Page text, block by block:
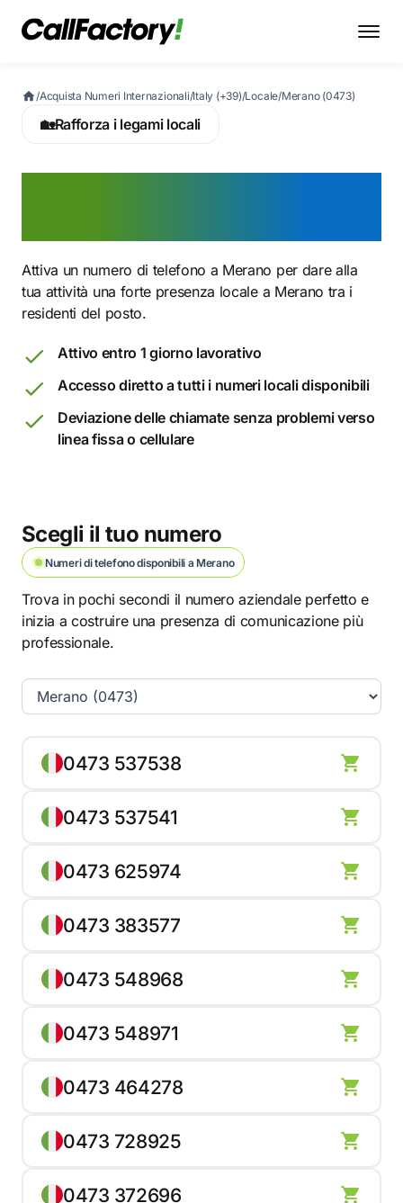
/Acquista Numeri Internazionali/Italy (+39)/Locale/Merano (0473)
🏡Rafforza i legami locali
Attiva un numero di telefono a Merano per dare alla
tua attività una forte presenza locale a Merano tra i
residenti del posto.
Attivo entro 1 giorno lavorativo
Accesso diretto a tutti i numeri locali disponibili
Deviazione delle chiamate senza problemi verso
linea fissa o cellulare
Scegli il tuo numero
Numeri di telefono disponibili a Merano
Trova in pochi secondi il numero aziendale perfetto e
inizia a costruire una presenza di comunicazione più
professionale.
0473 537538
0473 537541
0473 625974
0473 383577
0473 548968
0473 548971
0473 464278
0473 728925
0473 372696